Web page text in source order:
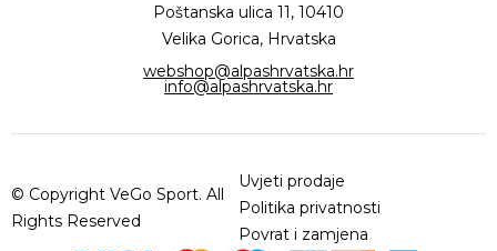
Poštanska ulica 11, 10410
Velika Gorica, Hrvatska
webshop@alpashrvatska.hr
info@alpashrvatska.hr
© Copyright VeGo Sport. All
Rights Reserved
Uvjeti prodaje
Politika privatnosti
Povrat i zamjena